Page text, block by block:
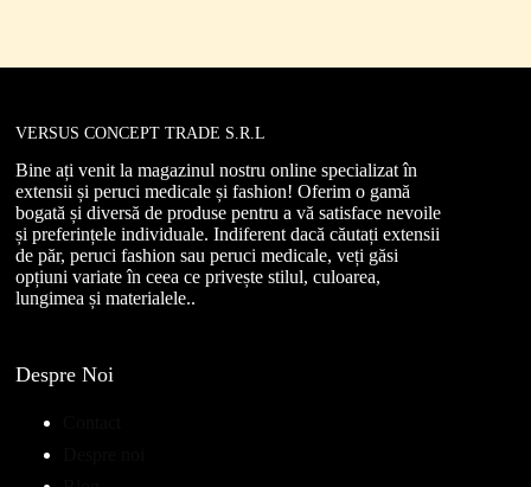
VERSUS CONCEPT TRADE S.R.L
Bine ați venit la magazinul nostru online specializat în
extensii și peruci medicale și fashion! Oferim o gamă
bogată și diversă de produse pentru a vă satisface nevoile
și preferințele individuale. Indiferent dacă căutați extensii
de păr, peruci fashion sau peruci medicale, veți găsi
opțiuni variate în ceea ce privește stilul, culoarea,
lungimea și materialele..
Despre Noi